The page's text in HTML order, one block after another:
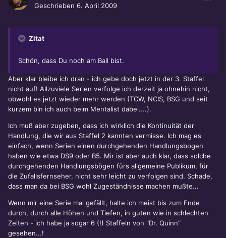
Geschrieben 6. April 2009
Zitat
Schön, dass Du noch am Ball bist.
Aber klar bleibe ich dran - ich gebe doch jetzt in der 3. Staffel
nicht auf! Allzuviele Serien verfolge ich derzeit ja ohnehin nicht,
obwohl es jetzt wieder mehr werden (TCW, NCIS, BSG und seit
kurzem bin ich auch beim Mentalist dabei....).
Ich muß aber zugeben, dass ich wirklich die Kontinuität der
Handlung, die wir aus Staffel 2 kannten vermisse. Ich mag es
einfach, wenn Serien einen durchgehenden Handlungsbogen
haben wie etwa DS9 oder B5. Mir ist aber auch klar, dass solche
durchgehenden Handlungsbögen fürs allgemeine Publikum, für
die Zufallsfernseher, nicht sehr leicht zu verfolgen sind. Schade,
dass man da bei BSG wohl Zugeständnisse machen mußte...
Wenn mir eine Serie mal gefällt, halte ich meist bis zum Ende
durch, durch alle Höhen und Tiefen, in guten wie in schlechten
Zeiten - ich habe ja sogar 6 (!) Staffeln von "Dr. Quinn"
gesehen...!